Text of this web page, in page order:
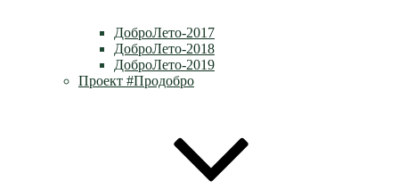
ДоброЛето-2017
ДоброЛето-2018
ДоброЛето-2019
Проект #Продобро